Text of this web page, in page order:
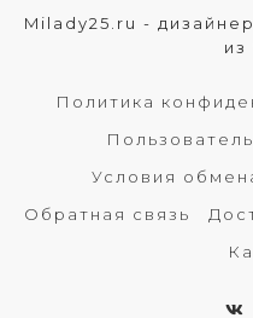
Milady25.ru -
из
Политика
Условия
Обратная связь